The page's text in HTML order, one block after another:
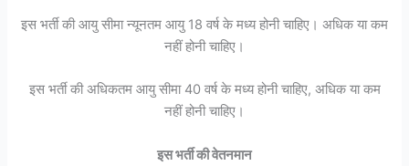
इस भर्ती की आयु सीमा न्यूनतम आयु 18 वर्ष के मध्य होनी चाहिए। अधिक या कम
नहीं होनी चाहिए।
इस भर्ती की अधिकतम आयु सीमा 40 वर्ष के मध्य होनी चाहिए, अधिक या कम
नहीं होनी चाहिए।
इस भर्ती की वेतनमान